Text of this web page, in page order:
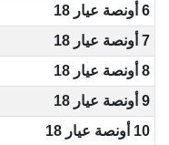
6 أونصة عيار 18
7 أونصة عيار 18
8 أونصة عيار 18
9 أونصة عيار 18
10 أونصة عيار 18